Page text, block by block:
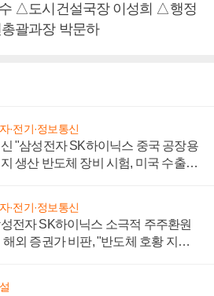
△도시건설국장 이성희 △행정
괄과장 박문하
·전기·정보통신
"삼성전자 SK하이닉스 중국 공장용
생산 반도체 장비 시험, 미국 수출통
·전기·정보통신
전자 SK하이닉스 소극적 주주환원
해외 증권가 비판, "반도체 호황 지속